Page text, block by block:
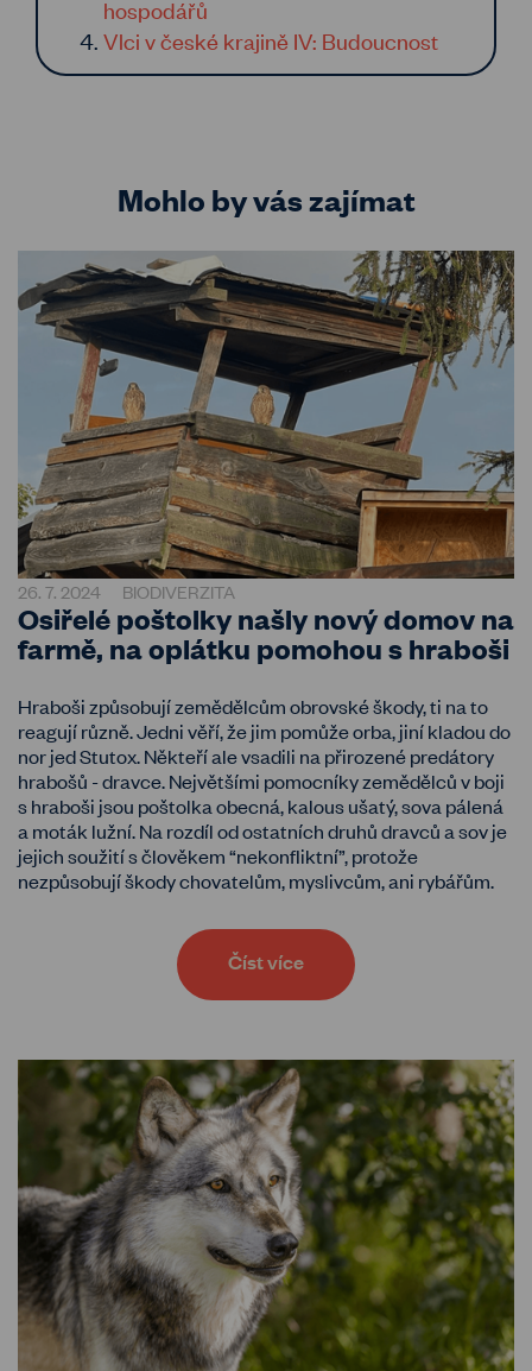
hospodářů
Vlci v české krajině IV: Budoucnost
Mohlo by vás zajímat
26. 7. 2024 BIODIVERZITA
Osiřelé poštolky našly nový domov na
farmě, na oplátku pomohou s hraboši
Hraboši způsobují zemědělcům obrovské škody, ti na to
reagují různě. Jedni věří, že jim pomůže orba, jiní kladou do
nor jed Stutox. Někteří ale vsadili na přirozené predátory
hrabošů - dravce. Největšími pomocníky zemědělců v boji
s hraboši jsou poštolka obecná, kalous ušatý, sova pálená
a moták lužní. Na rozdíl od ostatních druhů dravců a sov je
jejich soužití s člověkem “nekonfliktní”, protože
nezpůsobují škody chovatelům, myslivcům, ani rybářům.
Číst více